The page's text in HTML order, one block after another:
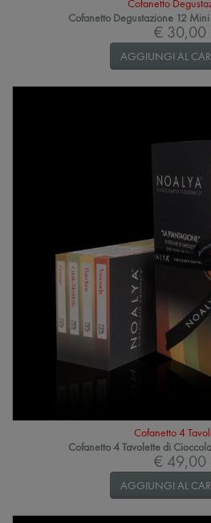
Cofanetto
Cofanetto Degustazione 12
€ 30,00
AGGIUNGI AL
Cofanetto 4
Cofanetto 4 Tavolette di
€ 49,00
AGGIUNGI AL